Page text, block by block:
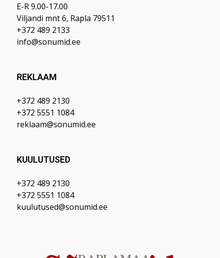
E-R 9.00-17.00
Viljandi mnt 6, Rapla 79511
+372 489 2133
info@sonumid.ee
REKLAAM
+372 489 2130
+372 5551 1084
reklaam@sonumid.ee
KUULUTUSED
+372 489 2130
+372 5551 1084
kuulutused@sonumid.ee